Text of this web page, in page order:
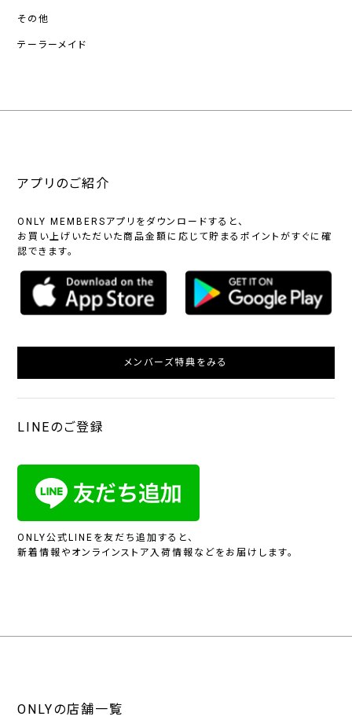
その他
テーラーメイド
アプリのご紹介
ONLY MEMBERSアプリをダウンロードすると、
お買い上げいただいた商品金額に応じて貯まるポイントがすぐに確
認できます。
メンバーズ特典をみる
LINEのご登録
ONLY公式LINEを友だち追加すると、
新着情報やオンラインストア入荷情報などをお届けします。
ONLYの店舗一覧